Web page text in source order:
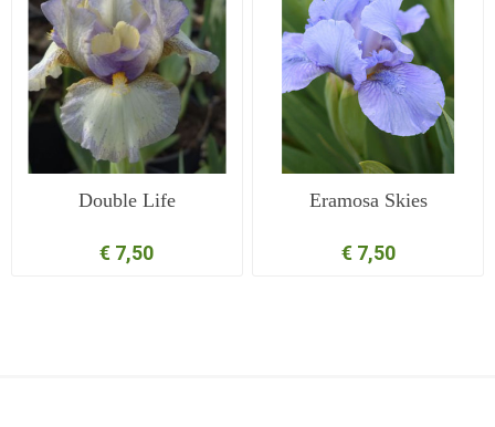
Double Life
€ 7,50
Eramosa Skies
€ 7,50